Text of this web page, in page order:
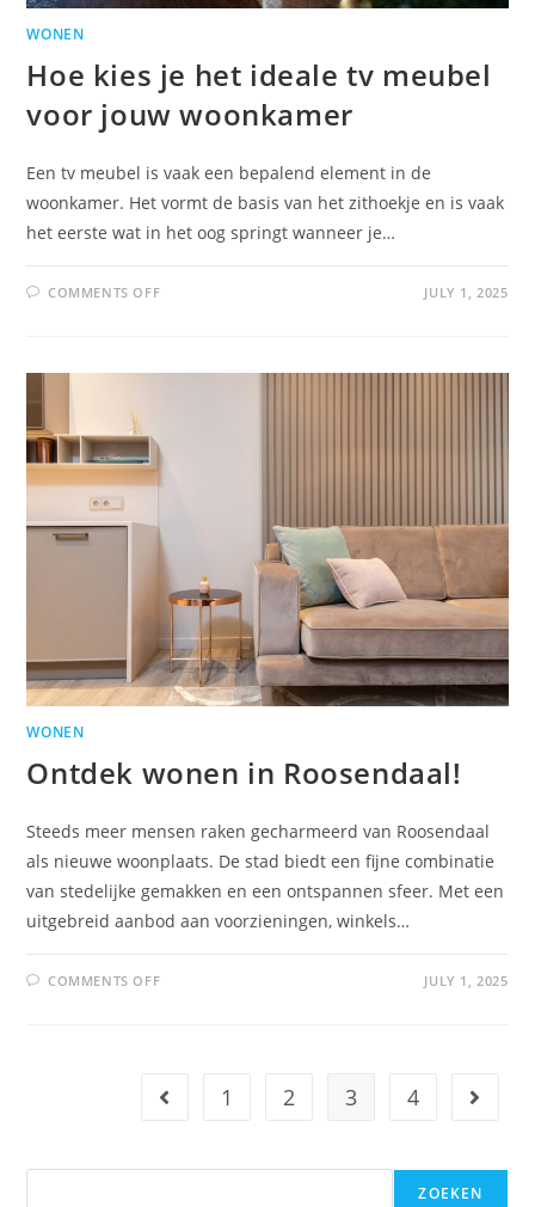
WONEN
Hoe kies je het ideale tv meubel
voor jouw woonkamer
Een tv meubel is vaak een bepalend element in de
woonkamer. Het vormt de basis van het zithoekje en is vaak
het eerste wat in het oog springt wanneer je…
COMMENTS OFF JULY 1, 2025
WONEN
Ontdek wonen in Roosendaal!
Steeds meer mensen raken gecharmeerd van Roosendaal
als nieuwe woonplaats. De stad biedt een fijne combinatie
van stedelijke gemakken en een ontspannen sfeer. Met een
uitgebreid aanbod aan voorzieningen, winkels…
COMMENTS OFF JULY 1, 2025
1 2 3 4
ZOEKEN